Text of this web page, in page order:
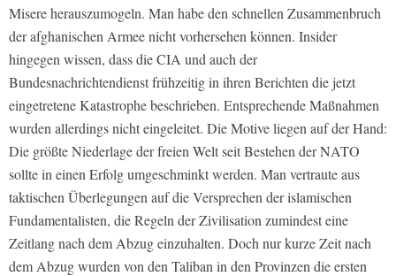
Misere herauszumogeln. Man habe den schnellen Zusammenbruch
der afghanischen Armee nicht vorhersehen können. Insider
hingegen wissen, dass die CIA und auch der
Bundesnachrichtendienst frühzeitig in ihren Berichten die jetzt
eingetretene Katastrophe beschrieben. Entsprechende Maßnahmen
wurden allerdings nicht eingeleitet. Die Motive liegen auf der Hand:
Die größte Niederlage der freien Welt seit Bestehen der NATO
sollte in einen Erfolg umgeschminkt werden. Man vertraute aus
taktischen Überlegungen auf die Versprechen der islamischen
Fundamentalisten, die Regeln der Zivilisation zumindest eine
Zeitlang nach dem Abzug einzuhalten. Doch nur kurze Zeit nach
dem Abzug wurden von den Taliban in den Provinzen die ersten